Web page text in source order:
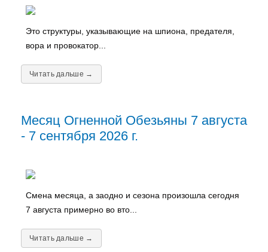
Это структуры, указывающие на шпиона, предателя,
вора и провокатор...
Читать дальше →
Месяц Огненной Обезьяны 7 августа
- 7 сентября 2026 г.
Смена месяца, а заодно и сезона произошла сегодня
7 августа примерно во вто...
Читать дальше →